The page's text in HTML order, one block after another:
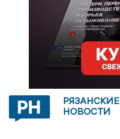
РЯЗАНСКИЕ
НОВОСТИ